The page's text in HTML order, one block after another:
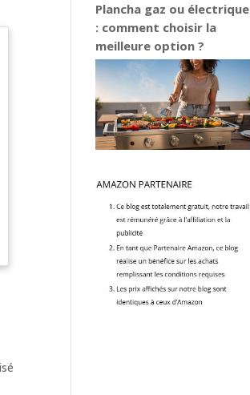
Plancha gaz ou électrique
: comment choisir la
meilleure option ?